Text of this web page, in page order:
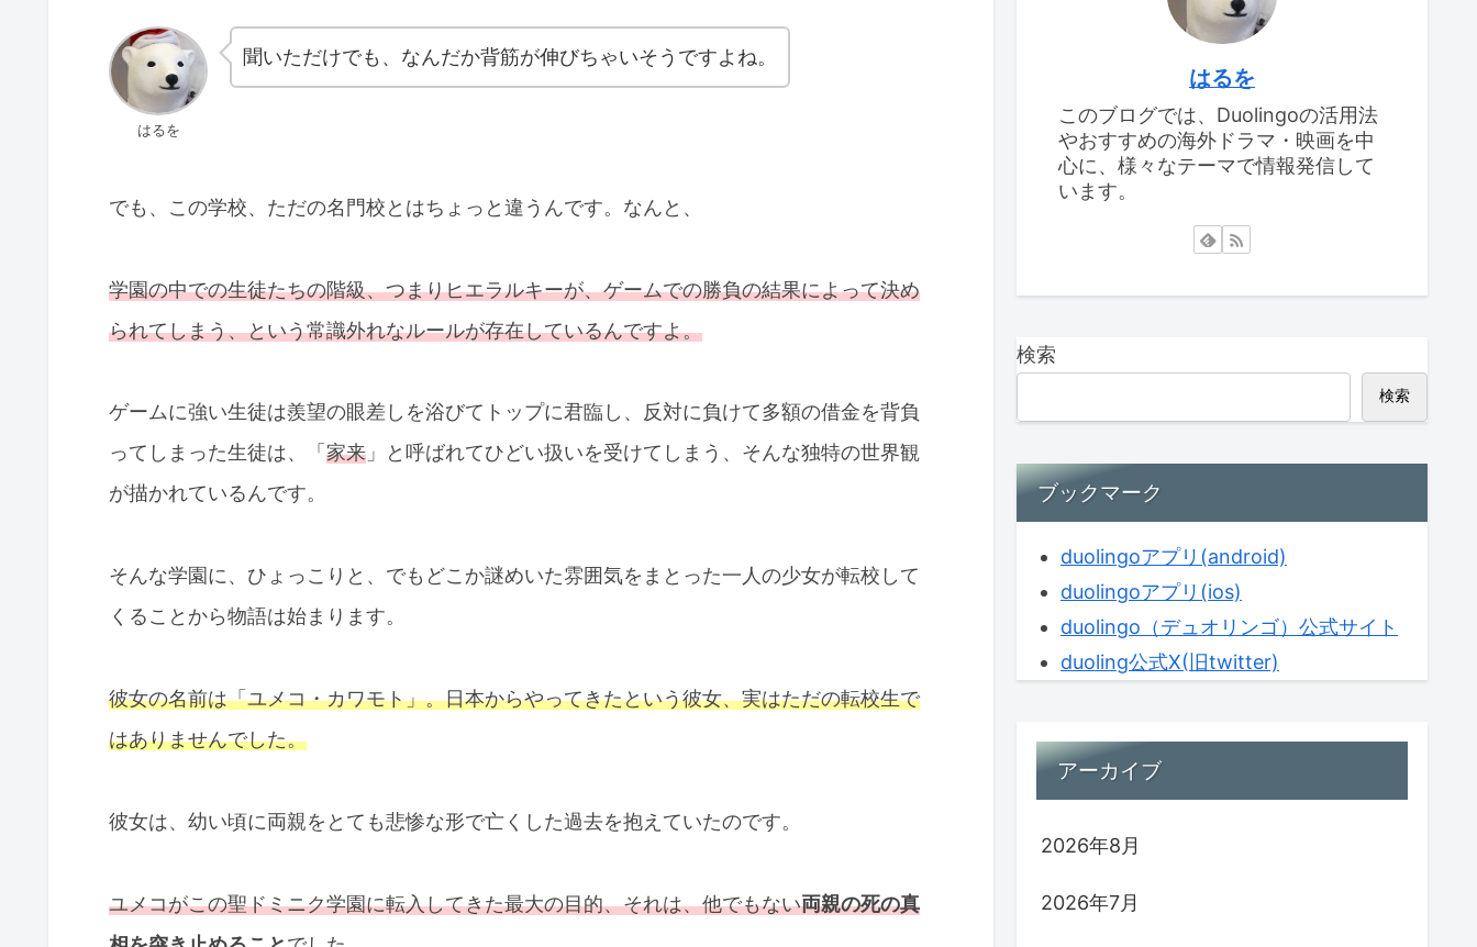
はるを
聞いただけでも、なんだか背筋が伸びちゃいそうですよね。
でも、この学校、ただの名門校とはちょっと違うんです。なんと、
学園の中での生徒たちの階級、つまりヒエラルキーが、ゲームでの勝負の結果によって決め
られてしまう、という常識外れなルールが存在しているんですよ。
ゲームに強い生徒は羨望の眼差しを浴びてトップに君臨し、反対に負けて多額の借金を背負
ってしまった生徒は、「 家来 」と呼ばれてひどい扱いを受けてしまう、そんな独特の世界観
が描かれているんです。
そんな学園に、ひょっこりと、でもどこか謎めいた雰囲気をまとった一人の少女が転校して
くることから物語は始まります。
彼女の名前は「ユメコ・カワモト」。日本からやってきたという彼女、実はただの転校生で
はありませんでした。
彼女は、幼い頃に両親をとても悲惨な形で亡くした過去を抱えていたのです。
ユメコがこの聖ドミニク学園に転入してきた最大の目的、それは、他でもない両親の死の真
はるを
このブログでは、Duolingoの活用法
やおすすめの海外ドラマ・映画を中
心に、様々なテーマで情報発信して
います。
検索
検索
ブックマーク
duolingoアプリ(android)
duolingoアプリ(ios)
duolingo（デュオリンゴ）公式サイト
duoling公式X(旧twitter)
アーカイブ
2026年8月
2026年7月